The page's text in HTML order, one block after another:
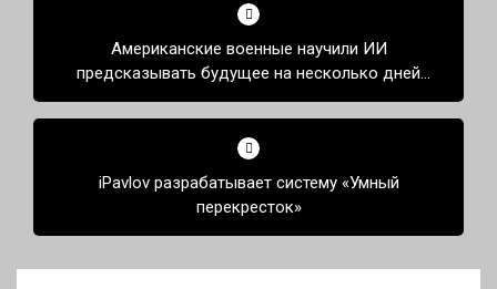
записямАмериканские военные научили ИИ
предсказывать будущее на несколько дней
вперёд
iPavlov разрабатывает систему «Умный
перекресток»